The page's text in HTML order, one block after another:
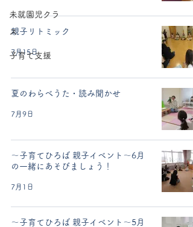
未就園児クラ
ス
子育て支援
親子リトミック
7月15日
夏のわらべうた・読み聞かせ
7月9日
〜子育てひろば 親子イベント〜6月
の一緒にあそびましょう！
7月1日
〜子育てひろば 親子イベント〜5月